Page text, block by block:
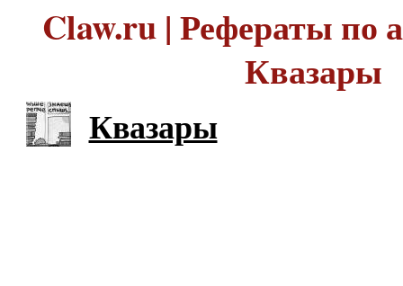
Claw.ru | Рефераты по
Квазары
Квазары